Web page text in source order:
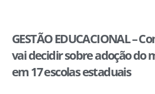
GESTÃO EDUCACIONAL –
vai decidir sobre adoção do
em 17 escolas estaduais